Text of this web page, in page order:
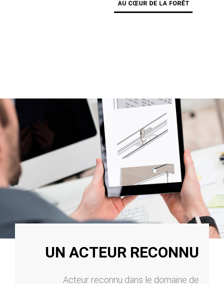
UN ACTEUR RECONNU
Acteur reconnu dans le domaine de